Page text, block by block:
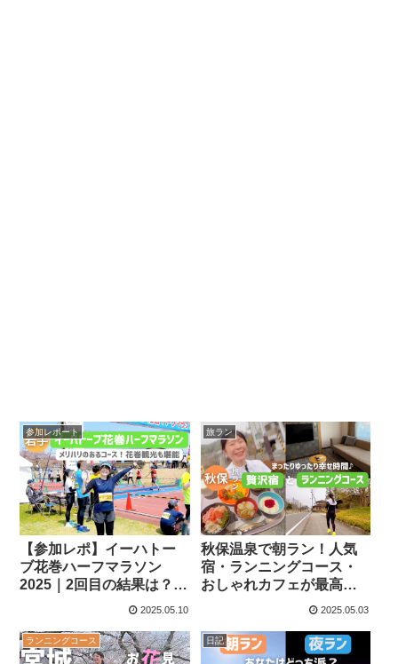
参加レポート
【参加レポ】イーハトー
ブ花巻ハーフマラソン
2025｜2回目の結果は？大
会の魅力と感想まとめ
2025.05.10
旅ラン
秋保温泉で朝ラン！人気
宿・ランニングコース・
おしゃれカフェが最高だ
2025.05.03
ランニングコース 日記